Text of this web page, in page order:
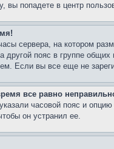
попадете в центр
сервера, на котором
другой пояс в группе
Если вы все еще не
все равно
часовой пояс и
он устранил ее.